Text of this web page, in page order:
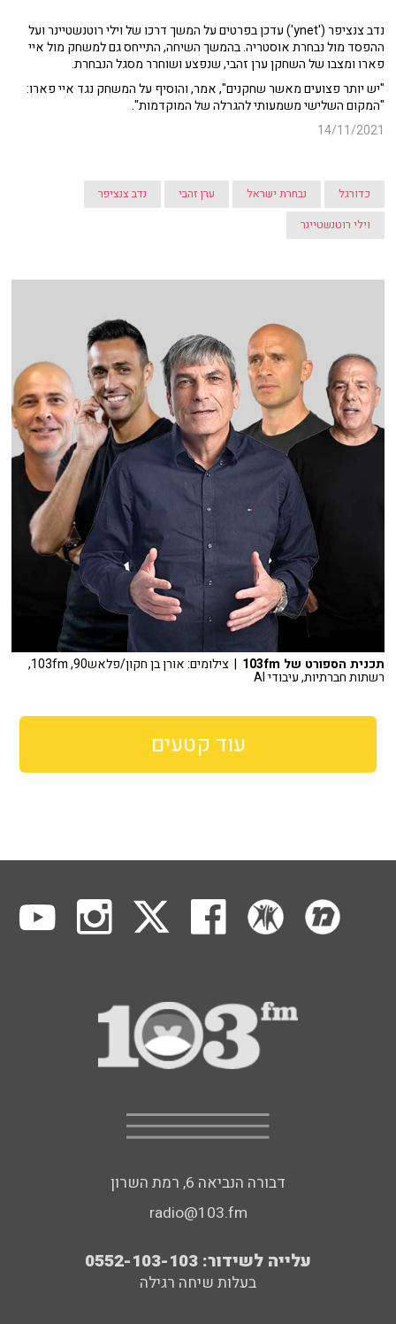
נדב צנציפר ('ynet') עדכן בפרטים על המשך דרכו של וילי רוטנשטיינר ועל
ההפסד מול נבחרת אוסטריה. בהמשך השיחה, התייחס גם למשחק מול איי
פארו ומצבו של השחקן ערן זהבי, שנפצע ושוחרר מסגל הנבחרת.
"יש יותר פצועים מאשר שחקנים", אמר, והוסיף על המשחק נגד איי פארו:
"המקום השלישי משמעותי להגרלה של המוקדמות".
14/11/2021
כדורגל נבחרת ישראל ערן זהבי
נדב צנציפר
וילי רוטנשטיינר
תכנית הספורט של 103fm | צילומים: אורן בן חקון/פלאש90, 103fm,
רשתות חברתיות, עיבודי AI
עוד קטעים
דבורה הנביאה 6, רמת השרון
radio@103.fm
עלייה לשידור: 0552-103-103
בעלות שיחה רגילה